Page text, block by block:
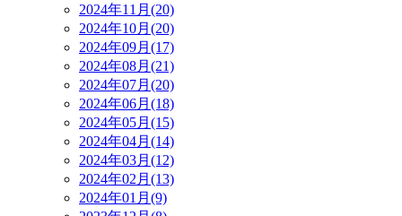
2024年11月(20)
2024年10月(20)
2024年09月(17)
2024年08月(21)
2024年07月(20)
2024年06月(18)
2024年05月(15)
2024年04月(14)
2024年03月(12)
2024年02月(13)
2024年01月(9)